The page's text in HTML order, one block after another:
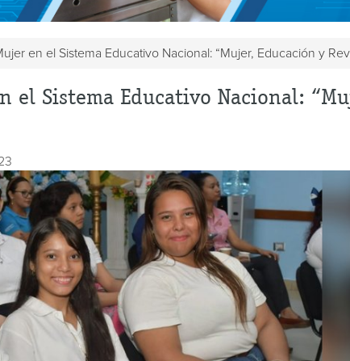
en el Sistema Educativo Nacional: “Mujer, Educación y
el Sistema Educativo Nacional: